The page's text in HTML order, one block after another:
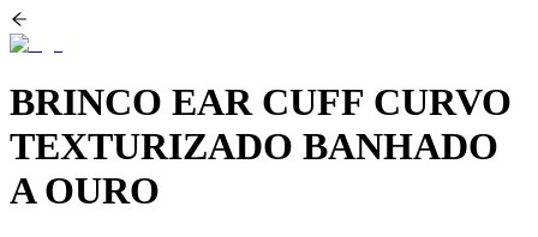
BRINCO EAR CUFF CURVO
TEXTURIZADO BANHADO
A OURO